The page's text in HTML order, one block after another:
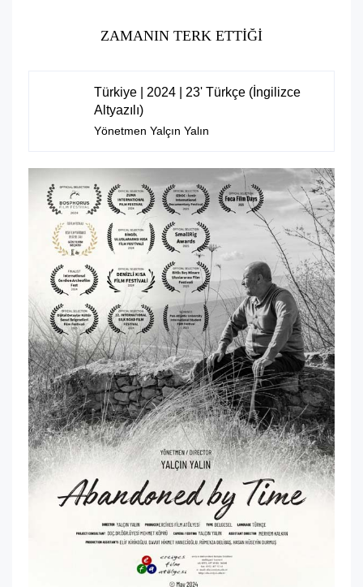
ZAMANIN TERK ETTIĞI
Türkiye | 2024 | 23' Türkçe (İngilizce
Altyazılı)
Yönetmen Yalçın Yalın